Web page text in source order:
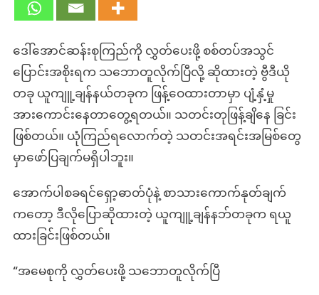
ဒေါ်အောင်ဆန်းစုကြည်ကို လွှတ်ပေးဖို့ စစ်တပ်အသွင်
ပြောင်းအစိုးရက သဘောတူလိုက်ပြီလို့ ဆိုထားတဲ့ ဗွီဒီယို
တခု ယူကျူ့ချန်နယ်တခုက ဖြန့်ဝေထားတာမှာ ပျံ့နှံ့မှု
အားကောင်းနေတာတွေ့ရတယ်။ သတင်းတုဖြန့်ချိနေ ခြင်း
ဖြစ်တယ်။ ယုံကြည်ရလောက်တဲ့ သတင်းအရင်းအမြစ်တွေ
မှာဖော်ပြချက်မရှိပါဘူး။
အောက်ပါစခရင်ရှော့ဓာတ်ပုံနဲ့ စာသားကောက်နုတ်ချက်
ကတော့ ဒီလိုပြောဆိုထားတဲ့ ယူကျူ့ချန်နဘ်တခုက ရယူ
ထားခြင်းဖြစ်တယ်။
“အမေစုကို လွှတ်ပေးဖို့ သဘောတူလိုက်ပြီ